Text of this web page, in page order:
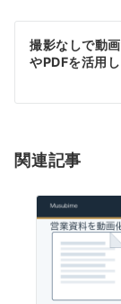
ビ
ゲ
シ
ン
撮影なしで動
やPDFを活用
関連記事